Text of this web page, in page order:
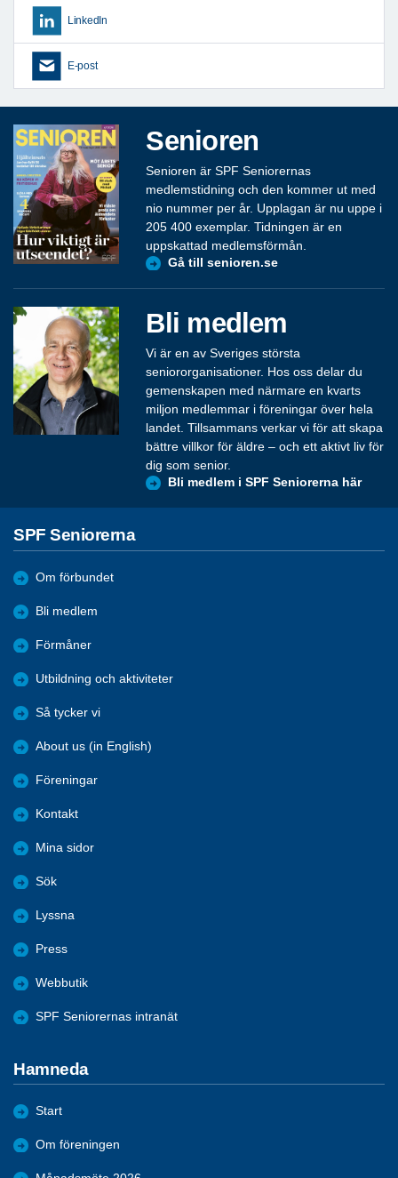
LinkedIn
E-post
Senioren
Senioren är SPF Seniorernas
medlemstidning och den kommer ut med
nio nummer per år. Upplagan är nu uppe i
205 400 exemplar. Tidningen är en
uppskattad medlemsförmån.
Gå till senioren.se
Bli medlem
Vi är en av Sveriges största
seniororganisationer. Hos oss delar du
gemenskapen med närmare en kvarts
miljon medlemmar i föreningar över hela
landet. Tillsammans verkar vi för att skapa
bättre villkor för äldre – och ett aktivt liv för
dig som senior.
Bli medlem i SPF Seniorerna här
SPF Seniorerna
Om förbundet
Bli medlem
Förmåner
Utbildning och aktiviteter
Så tycker vi
About us (in English)
Föreningar
Kontakt
Mina sidor
Sök
Lyssna
Press
Webbutik
SPF Seniorernas intranät
Hamneda
Start
Om föreningen